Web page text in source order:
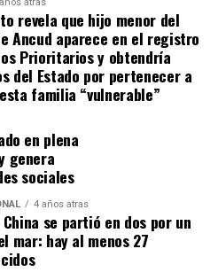
los ediles de Chiloé ante
de la Subdere.
ha luchado la comuna de
que laMesa Social de
que el hospital sea habilitado
y no vamos a
se siga postergando»,
atras
revela que hijo menor del
Ancud aparece en el registro
Prioritarios y obtendría
del Estado por pertenecer a
familia “vulnerable”
en plena
genera
sociales
4 años atras
se partió en dos por un
mar: hay al menos 27